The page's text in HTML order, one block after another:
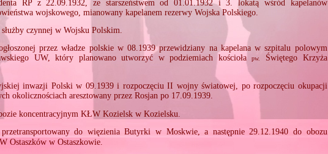
RP z 22.09.1932, ze starszeństwem od 01.01.1932 i 3. lokatą wśród kapelanów
wojskowego, mianowany kapelanem rezerwy Wojska Polskiego.
czynnej w Wojsku Polskim.
przez władze polskie w 08.1939 przewidziany na kapelana w szpitalu polowym
UW, który planowano utworzyć w podziemiach kościołapw.
Świętego Krzyża
inwazji Polski w 09.1939 i rozpoczęciu II wojny światowej, po rozpoczęciu okupacji
okolicznościach aresztowany przez Rosjan po 17.09.1939.
koncentracyjnym KŁW Kozielsk w Kozielsku.
przetransportowany do więzienia Butyrki w Moskwie, a następnie 29.12.1940 do obozu
Ostaszków w Ostaszkowie.